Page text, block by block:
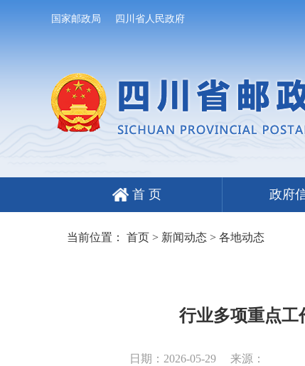
国家邮政局 四川省人民政府
首 页 政府
当前位置： 首页> 新闻动态> 各地动态
行业多项重点工
日期：2026-05-29 来源：